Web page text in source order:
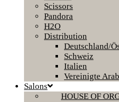
Scissors
Pandora
H2O
Distribution
Deutschland/
Schweiz
Italien
Vereinigte
Salons
HOUSE OF